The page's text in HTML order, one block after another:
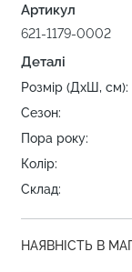
Артикул
621-1179-0002
Деталі
Розмір (ДхШ, см):
Сезон:
Пора року:
Колір:
Склад:
НАЯВНІСТЬ В